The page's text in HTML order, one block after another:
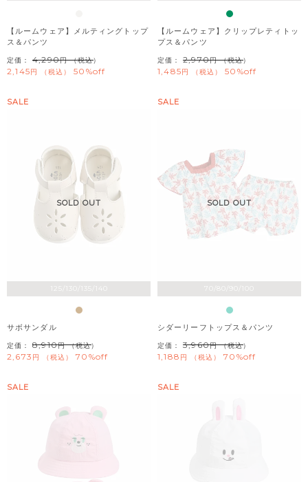
【ルームウェア】メルティングトップ
ス＆パンツ
定価： 4,290 （税込）
2,145 税込 50%off
【ルームウェア】クリップレティトッ
プス＆パンツ
定価： 2,970 （税込）
1,485 税込 50%off
125/130/135/140
SOLD OUT
SALE
サボサンダル
定価： 8,910 （税込）
2,673 税込 70%off
70/80/90/100
SOLD OUT
SALE
シダーリーフトップス＆パンツ
定価： 3,960 （税込）
1,188 税込 70%off
SALE SALE